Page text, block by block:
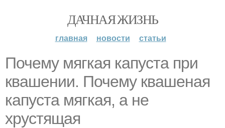
ДАЧНАЯ ЖИЗНЬ
главная новости статьи
Почему мягкая капуста при
квашении. Почему квашеная
капуста мягкая, а не
хрустящая